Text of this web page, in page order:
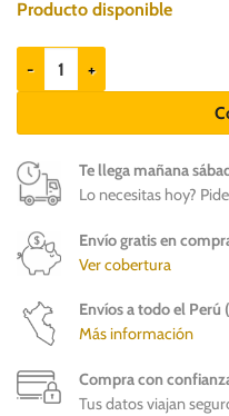
Producto disponible
Vet Expert Otihelp 75ml -
Te llega mañana
Lo necesitas hoy?
Envío gratis en
Ver cobertura
Envíos a todo el Perú
Más información
Compra con
Tus datos viajan